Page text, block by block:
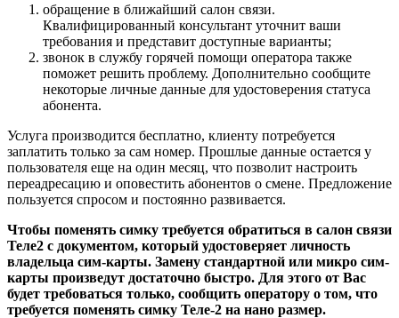
обращение в ближайший салон связи.
Квалифицированный консультант уточнит ваши
требования и представит доступные варианты;
звонок в службу горячей помощи оператора также
поможет решить проблему. Дополнительно сообщите
некоторые личные данные для удостоверения статуса
абонента.
Услуга производится бесплатно, клиенту потребуется
заплатить только за сам номер. Прошлые данные остается у
пользователя еще на один месяц, что позволит настроить
переадресацию и оповестить абонентов о смене. Предложение
пользуется спросом и постоянно развивается.
Чтобы поменять симку требуется обратиться в салон связи
Теле2 с документом, который удостоверяет личность
владельца сим-карты. Замену стандартной или микро сим-
карты произведут достаточно быстро. Для этого от Вас
будет требоваться только, сообщить оператору о том, что
требуется поменять симку Теле-2 на нано размер.